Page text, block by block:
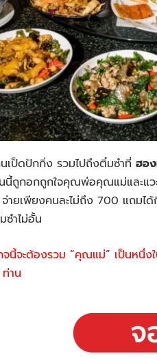
เป็ดปักกิ่ง รวมไปถึงติ๋มซำที่ ฮอ
นี้ถูกอกถูกใจคุณพ่อคุณแม่และแ
ายเพียงคนละไม่ถึง 700 แถมไ
ซำไม่อั้น
นี้จะต้องรวม “คุณแม่” เป็นหนึ่
าน